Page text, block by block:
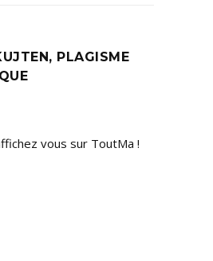
PLAGISME
vous sur ToutMa !